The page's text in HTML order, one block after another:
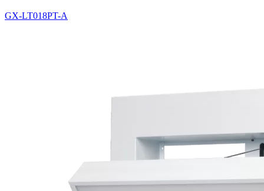
GX-LT018PT-A